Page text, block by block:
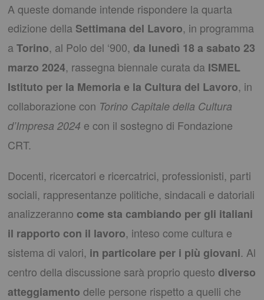
A queste domande intende rispondere la quarta
edizione della Settimana del Lavoro, in programma
aTorino, al Polo del ‘900,da lunedì 18 a sabato 23
marzo 2024, rassegna biennale curata da ISMEL
Istituto per la Memoria e la Cultura del Lavoro, in
collaborazione con Torino Capitale della Cultura
d’Impresa 2024 e con il sostegno di Fondazione
CRT.
Docenti, ricercatori e ricercatrici, professionisti, parti
sociali, rappresentanze politiche, sindacali e datoriali
analizzeranno come sta cambiando per gli italiani
il rapporto con il lavoro, inteso come cultura e
sistema di valori, in particolare per i più giovani. Al
centro della discussione sarà proprio questodiverso
atteggiamento delle persone rispetto a quelli che